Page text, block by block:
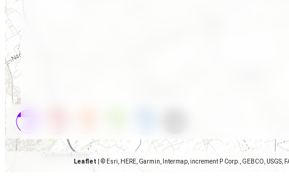
Leaflet © Esri, HERE, Garmin, Intermap, increment P Corp., GEBCO,